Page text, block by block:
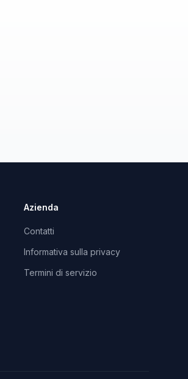
Azienda
Contatti
Informativa sulla privacy
Termini di servizio